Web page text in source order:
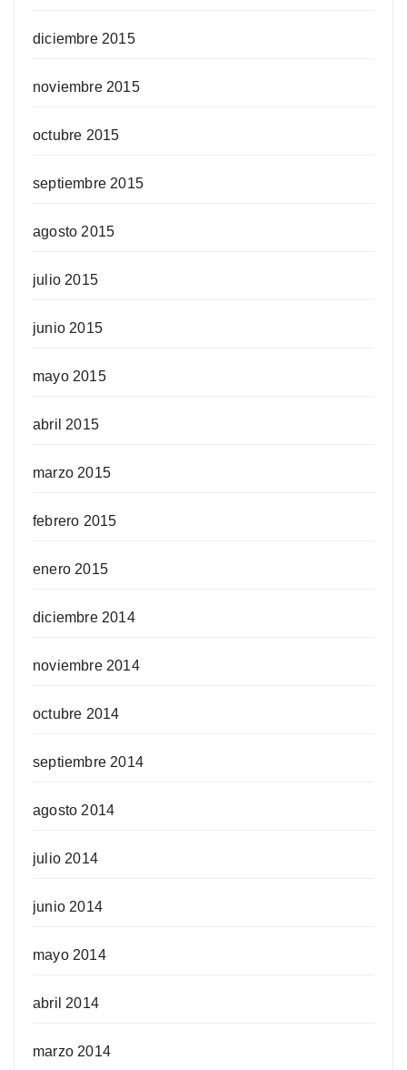
diciembre 2015
noviembre 2015
octubre 2015
septiembre 2015
agosto 2015
julio 2015
junio 2015
mayo 2015
abril 2015
marzo 2015
febrero 2015
enero 2015
diciembre 2014
noviembre 2014
octubre 2014
septiembre 2014
agosto 2014
julio 2014
junio 2014
mayo 2014
abril 2014
marzo 2014